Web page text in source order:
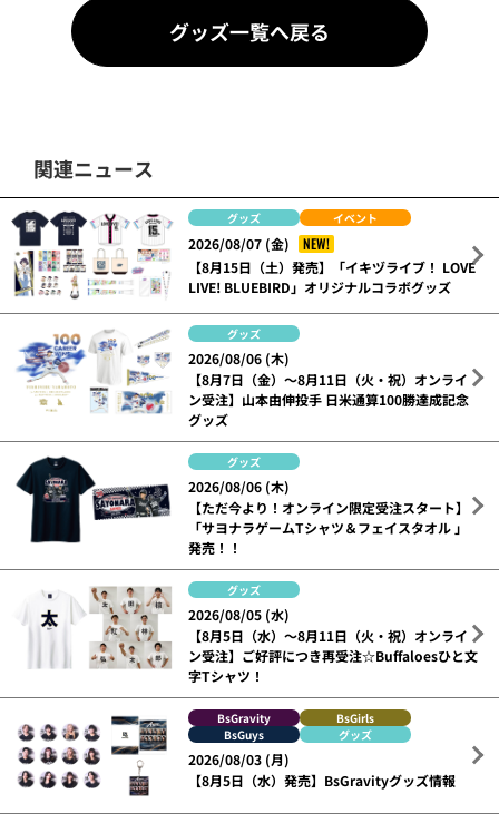
グッズ一覧へ戻る
関連ニュース
グッズ イベント
2026/08/07 (金)
NEW!
【8月15日（土）発売】「イキヅライブ！ LOVE
LIVE! BLUEBIRD」オリジナルコラボグッズ
グッズ
2026/08/06 (木)
【8月7日（金）～8月11日（火・祝）オンライ
ン受注】山本由伸投手 日米通算100勝達成記念
グッズ
グッズ
2026/08/06 (木)
【ただ今より！オンライン限定受注スタート】
「サヨナラゲームTシャツ＆フェイスタオル 」
発売！！
グッズ
2026/08/05 (水)
【8月5日（水）～8月11日（火・祝）オンライ
ン受注】ご好評につき再受注☆Buffaloesひと文
字Tシャツ！
BsGravity
BsGirls
BsGuys
グッズ
2026/08/03 (月)
【8月5日（水）発売】BsGravityグッズ情報